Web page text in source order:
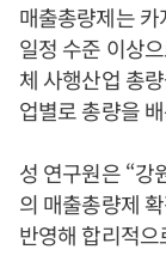
매출총량제는
일정 수준 이상
체 사행산업 총
업별로 총량을
성 연구원은 “강
의 매출총량제
반영해 합리적